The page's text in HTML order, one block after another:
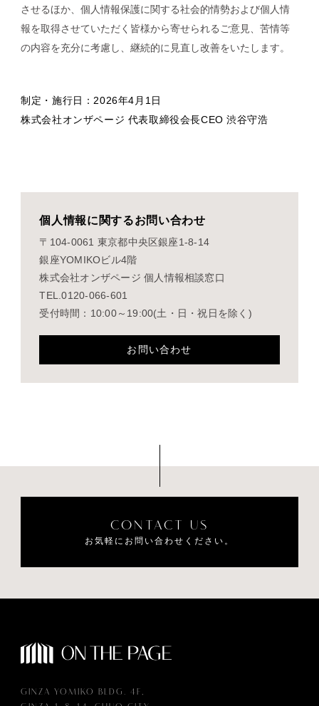
させるほか、個人情報保護に関する社会的情勢および個人情
報を取得させていただく皆様から寄せられるご意見、苦情等
の内容を充分に考慮し、継続的に見直し改善をいたします。
制定・施行日：2026年4月1日
株式会社オンザページ 代表取締役会長CEO 渋谷守浩
個人情報に関するお問い合わせ
〒104-0061 東京都中央区銀座1-8-14
銀座YOMIKOビル4階
株式会社オンザページ 個人情報相談窓口
TEL.0120-066-601
受付時間：10:00～19:00(土・日・祝日を除く)
お問い合わせ
CONTACT US
お気軽にお問い合わせください。
GINZA YOMIKO BLDG. 4F,
IR
INFORMATION
HELLO
CONTACT